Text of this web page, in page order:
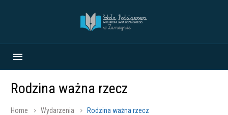
Rodzina ważna rzecz
Home Wydarzenia Rodzina ważna rzecz